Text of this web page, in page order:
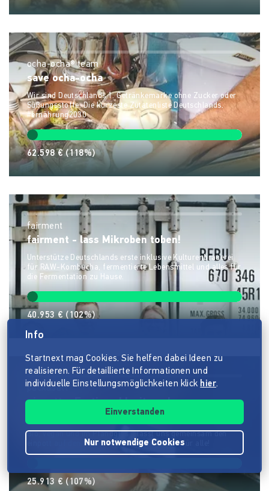
ocha-ocha® team
save ocha-ocha
Wir sind Deutschlands 1. Getränkemarke ohne Zucker oder
Süßungsstoffe. Die kürzeste Zutatenliste Deutschlands.
#ernährung2030
62.598 €(118%)
fairment
fairment - lass Mikroben toben!
Unterstütze Deutschlands erste inklusive Kulturenbrauerei
für RAW-Kombucha, fermentierte Lebensmittel und alles für
die Fermentation zu Hause.
40.953 €(102%)
pack&satt
einpott – Fertigmahlzeiten ohne
Bio, vegan und im Pfandglas – lasst uns gemeinsam den
einpott auf den Markt bringen. Gutes Essen für alle!
25.913 € (107%)
Info
Startnext mag Cookies. Sie helfen dabei Ideen zu
realisieren. Für detaillierte Informationen und
individuelle Einstellungsmöglichkeiten klick hier.
Einverstanden
Nur notwendige Cookies